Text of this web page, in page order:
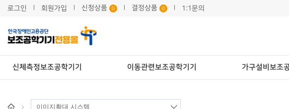
로그인 회원가입 신청상품 0 결정상품 0 1:1문의
신체측정보조공학기기 이동관련보조공학기기 가구설비보조